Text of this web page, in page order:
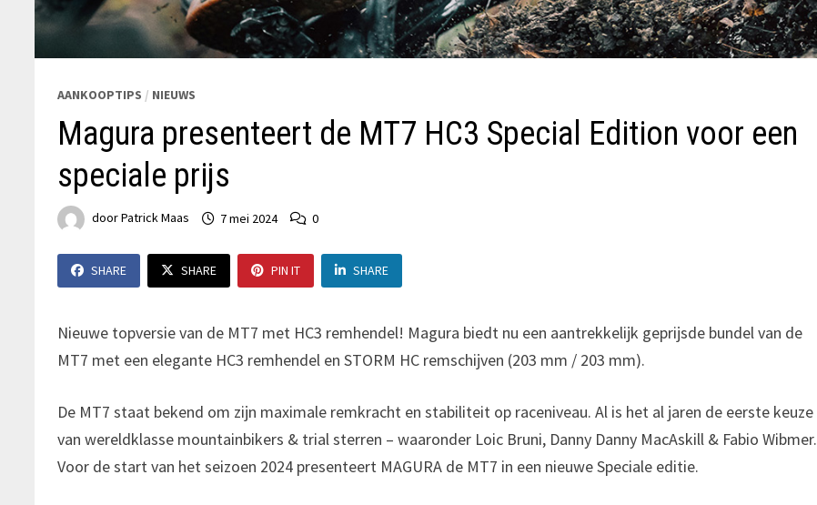
AANKOOPTIPS / NIEUWS
Magura presenteert de MT7 HC3 Special Edition voor een
speciale prijs
doorPatrick Maas 7 mei 2024 0
SHARE SHARE PIN IT SHARE
Nieuwe topversie van de MT7 met HC3 remhendel! Magura biedt nu een aantrekkelijk geprijsde bundel van de
MT7 met een elegante HC3 remhendel en STORM HC remschijven (203 mm / 203 mm).
De MT7 staat bekend om zijn maximale remkracht en stabiliteit op raceniveau. Al is het al jaren de eerste keuze
van wereldklasse mountainbikers & trial sterren – waaronder Loic Bruni, Danny Danny MacAskill & Fabio Wibmer.
Voor de start van het seizoen 2024 presenteert MAGURA de MT7 in een nieuwe Speciale editie.